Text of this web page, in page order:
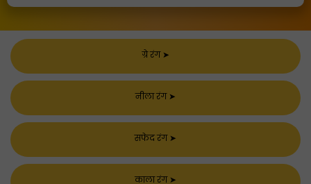
ग्रे रंग➤
नीला रंग➤
सफेद रंग➤
काला रंग➤